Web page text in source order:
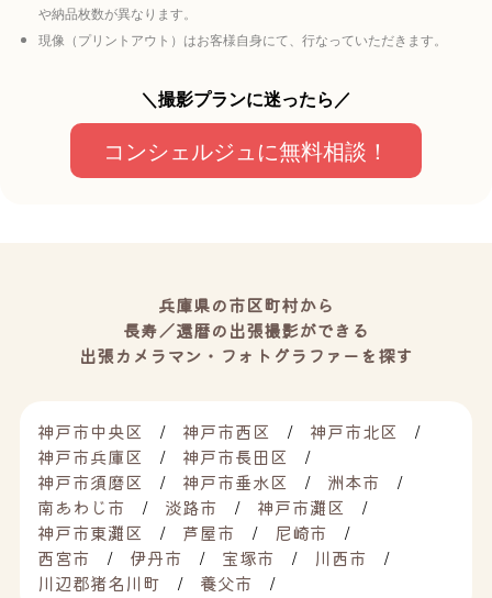
や納品枚数が異なります。
現像（プリントアウト）はお客様自身にて、行なっていただきます。
＼撮影プランに迷ったら／
コンシェルジュに無料相談！
兵庫県の市区町村から
長寿／還暦の出張撮影ができる
出張カメラマン・フォトグラファーを探す
神戸市中央区 神戸市西区
神戸市北区
神戸市兵庫区
神戸市長田区
神戸市須磨区
神戸市垂水区
洲本市
南あわじ市
淡路市
神戸市灘区
神戸市東灘区
芦屋市
尼崎市
西宮市
伊丹市 宝塚市
川西市
川辺郡猪名川町
養父市